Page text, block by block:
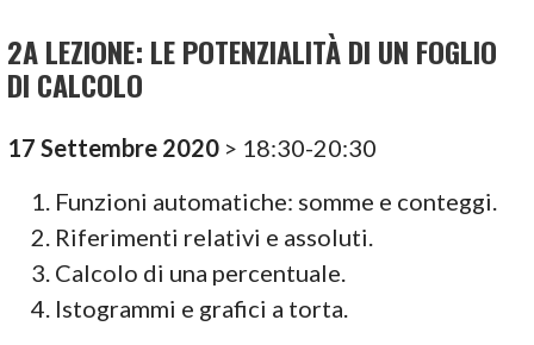
2A LEZIONE: LE POTENZIALITÀ DI UN FOGLIO
DI CALCOLO
17 Settembre 2020 > 18:30-20:30
Funzioni automatiche: somme e conteggi.
Riferimenti relativi e assoluti.
Calcolo di una percentuale.
Istogrammi e grafici a torta.